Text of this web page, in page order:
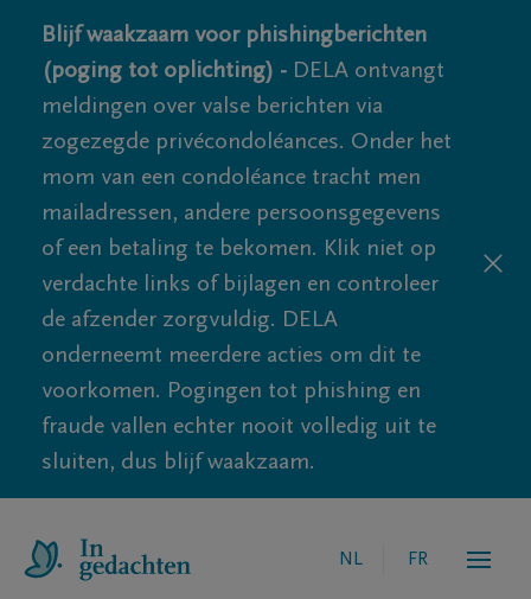
Blijf waakzaam voor phishingberichten
(poging tot oplichting) - DELA ontvangt
meldingen over valse berichten via
zogezegde privécondoléances. Onder het
mom van een condoléance tracht men
mailadressen, andere persoonsgegevens
of een betaling te bekomen. Klik niet op
verdachte links of bijlagen en controleer
de afzender zorgvuldig. DELA
onderneemt meerdere acties om dit te
voorkomen. Pogingen tot phishing en
fraude vallen echter nooit volledig uit te
sluiten, dus blijf waakzaam.
NL FR